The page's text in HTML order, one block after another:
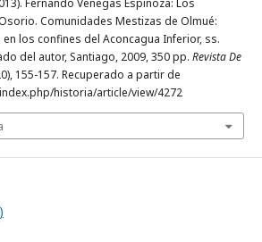
Comunidades Mestizas de Olmué:
los confines del Aconcagua Inferior, ss.
del autor, Santiago, 2009, 350 pp. Revista De
155-157. Recuperado a partir de
historia/article/view/4272